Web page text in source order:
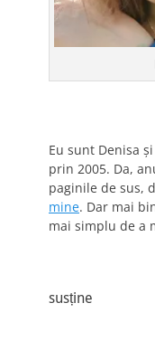
Eu sunt Denisa
prin 2005. Da,
paginile de sus,
mine. Dar mai
mai simplu de a
susține